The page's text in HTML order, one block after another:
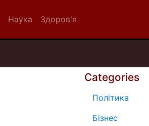
Наука Здоров'я
Categories
Політика
Бізнес